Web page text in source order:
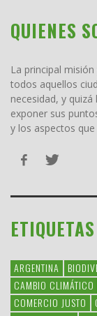
QUIENES
La principal
todos aquellos
necesidad, y
exponer sus
y los aspectos
ETIQUETAS
ARGENTINA
CAMBIO CLIMÁTICO
COMERCIO JUSTO